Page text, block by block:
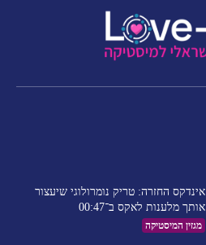
אינדקס החזרה: טריק נומרולוגי שיעצור
אותך מלענות לאקס ב־00:47
מגזין המיסטיקה